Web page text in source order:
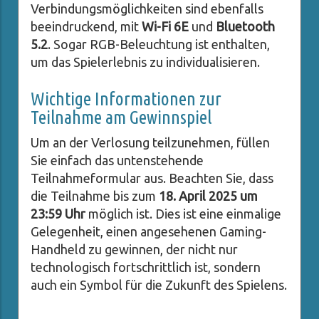
Verbindungsmöglichkeiten sind ebenfalls
beeindruckend, mit Wi-Fi 6E und Bluetooth
5.2. Sogar RGB-Beleuchtung ist enthalten,
um das Spielerlebnis zu individualisieren.
Wichtige Informationen zur
Teilnahme am Gewinnspiel
Um an der Verlosung teilzunehmen, füllen
Sie einfach das untenstehende
Teilnahmeformular aus. Beachten Sie, dass
die Teilnahme bis zum 18. April 2025 um
23:59 Uhr möglich ist. Dies ist eine einmalige
Gelegenheit, einen angesehenen Gaming-
Handheld zu gewinnen, der nicht nur
technologisch fortschrittlich ist, sondern
auch ein Symbol für die Zukunft des Spielens.